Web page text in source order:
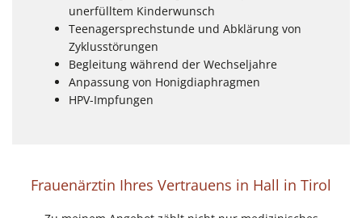
unerfülltem Kinderwunsch
Teenagersprechstunde und Abklärung von
Zyklusstörungen
Begleitung während der Wechseljahre
Anpassung von Honigdiaphragmen
HPV-Impfungen
Frauenärztin Ihres Vertrauens in Hall in Tirol